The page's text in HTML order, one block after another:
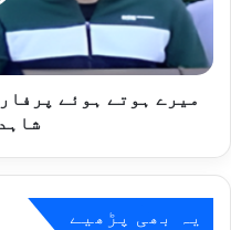
ضرور
ملے
گا،
میرے ہوتے ہوئے
یہ بھی پڑھیے